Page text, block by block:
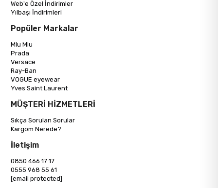
Web'e Özel İndirimler
Yılbaşı İndirimleri
Popüler Markalar
Miu Miu
Prada
Versace
Ray-Ban
VOGUE eyewear
Yves Saint Laurent
MÜŞTERİ HİZMETLERİ
Sıkça Sorulan Sorular
Kargom Nerede?
İletişim
0850 466 17 17
0555 968 55 61
[email protected]